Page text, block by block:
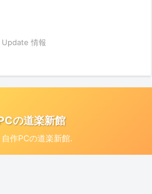
情報
の道楽新館
作PCの道楽新館.